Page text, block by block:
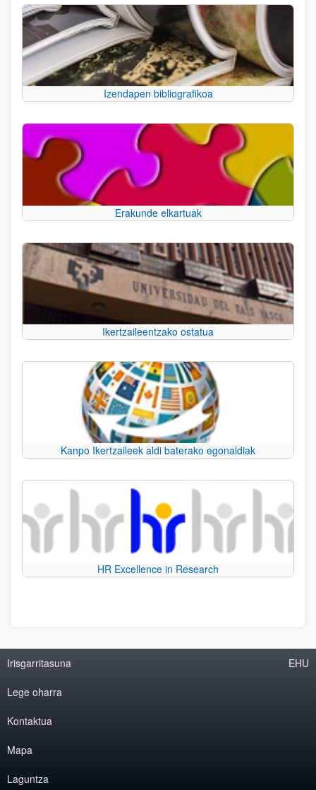
Izendapen bibliografikoa
Erakunde elkartuak
Ikertzaileentzako ostatua
Kanpo Ikertzaileek aldi baterako egonaldiak
HR Excellence in Research
Irisgarritasuna
Lege oharra
Kontaktua
Mapa
Laguntza
EHU